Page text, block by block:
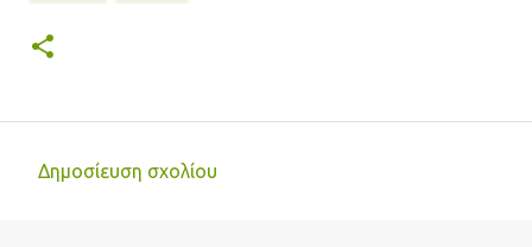
Δημοσίευση σχολίου